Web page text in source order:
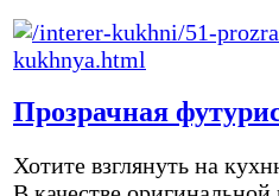
Прозрачная
Хотите взглянуть на